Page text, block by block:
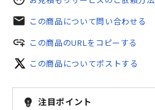
mail この商品について問い合わせる
add_link この商品のURLをコピーする
この商品についてポストする
emoji_objects 注目ポイント